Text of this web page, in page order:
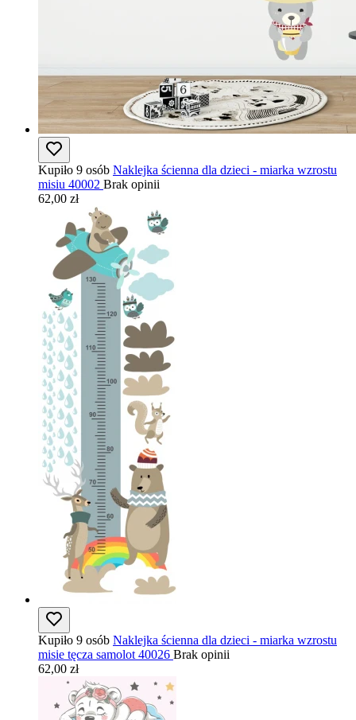
Kupiło 9 osób Naklejka ścienna dla dzieci - miarka wzrostu
misiu 40002 Brak opinii
62,00 zł
Kupiło 9 osób Naklejka ścienna dla dzieci - miarka wzrostu
misie tęcza samolot 40026 Brak opinii
62,00 zł